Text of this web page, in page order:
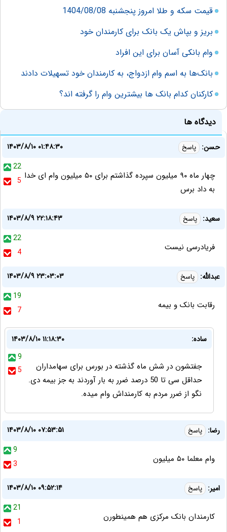
قیمت سکه و طلا امروز پنجشنبه 1404/08/08
بریز و بپاش یک بانک برای کارمندان خود
وام بانکی آسان برای این افراد
بانک‌ها به اسم وام ازدواج، به کارمندان خود تسهیلات دادند
کارکنان کدام بانک ها بیشترین وام را گرفته اند؟
دیدگاه ها
حسن: پاسخ
۱۴۰۳/۸/۱۰ ۰۱:۴۸:۳۰
22
5 چهار ماه ۹۰ میلیون سپرده گذاشتم برای ۵۰ میلیون وام ای خدا
به داد برس
سعید: پاسخ
۱۴۰۳/۸/۹ ۲۲:۱۸:۴۳
22
4
فریادرسی نیست
عبدالله: پاسخ
۱۴۰۳/۸/۹ ۲۳:۰۳:۰۳
19
7
رقابت بانک و بیمه
ساده:
۱۴۰۳/۸/۱۰ ۱۱:۱۸:۳۰
9
5
جفتشون در شش ماه گذشته در بورس برای سهامداران
حداقل سی تا 50 درصد ضرر به بار آوردند به جز بیمه دی.
نگو از ضرر مردم به کارمنداش وام میده.
رضا: پاسخ
۱۴۰۳/۸/۱۰ ۰۷:۵۳:۵۱
9
3
وام معلما ۵۰ میلیون
امیر: پاسخ
۱۴۰۳/۸/۱۰ ۰۹:۵۲:۱۴
21
1
کارمندان بانک مرکزی هم همینطورن